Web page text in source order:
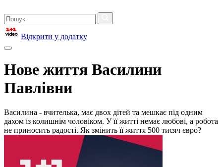
Відкрити у додатку
Нове життя Василини
Павлівни
Василина - вчителька, має двох дітей та мешкає під одним
дахом із колишнім чоловіком. У її житті немає любові, а робота
не приносить радості. Як змінить її життя 500 тисяч євро?